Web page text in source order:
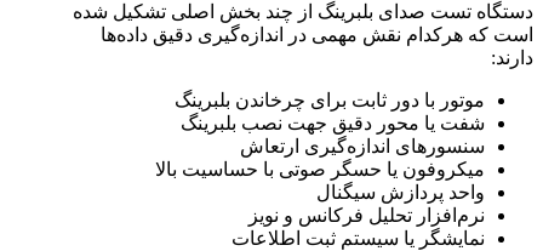
دستگاه تست صدای بلبرینگ از چند بخش اصلی تشکیل شده
است که هرکدام نقش مهمی در اندازه‌گیری دقیق داده‌ها
دارند:
موتور با دور ثابت برای چرخاندن بلبرینگ
شفت یا محور دقیق جهت نصب بلبرینگ
سنسورهای اندازه‌گیری ارتعاش
میکروفون یا حسگر صوتی با حساسیت بالا
واحد پردازش سیگنال
نرم‌افزار تحلیل فرکانس و نویز
نمایشگر یا سیستم ثبت اطلاعات